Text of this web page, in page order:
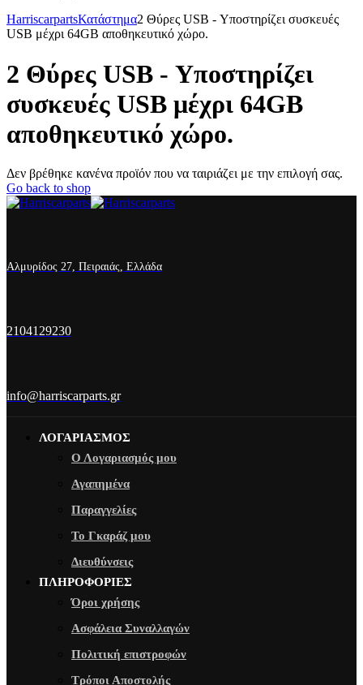
HarriscarpartsΚατάστημα2 Θύρες USB - Υποστηρίζει συσκευές
USB μέχρι 64GB αποθηκευτικό χώρο.
2 Θύρες USB - Υποστηρίζει
συσκευές USB μέχρι 64GB
αποθηκευτικό χώρο.
Δεν βρέθηκε κανένα προϊόν που να ταιριάζει με την επιλογή σας.
Go back to shop
Αλμυρίδος 27, Πειραιάς, Ελλάδα
2104129230
info@harriscarparts.gr
ΛΟΓΑΡΙΑΣΜΟΣ
Ο Λογαριασμός μου
Αγαπημένα
Παραγγελίες
Το Γκαράζ μου
Διευθύνσεις
ΠΛΗΡΟΦΟΡΙΕΣ
Όροι χρήσης
Ασφάλεια Συναλλαγών
Πολιτική επιστροφών
Τρόποι Αποστολής